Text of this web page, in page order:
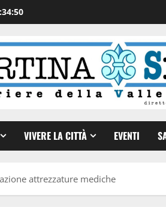
VIVERE LA CITTÀ EVENTI
attrezzature mediche